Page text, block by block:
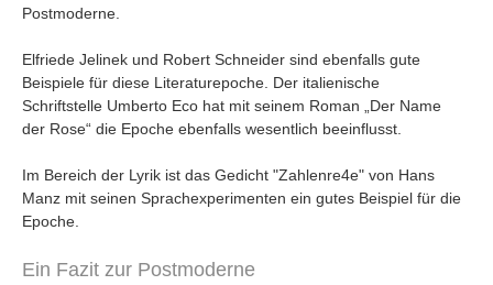
Postmoderne.
Elfriede Jelinek und Robert Schneider sind ebenfalls gute
Beispiele für diese Literaturepoche. Der italienische
Schriftstelle Umberto Eco hat mit seinem Roman „Der Name
der Rose“ die Epoche ebenfalls wesentlich beeinflusst.
Im Bereich der Lyrik ist das Gedicht "Zahlenre4e" von Hans
Manz mit seinen Sprachexperimenten ein gutes Beispiel für die
Epoche.
Ein Fazit zur Postmoderne